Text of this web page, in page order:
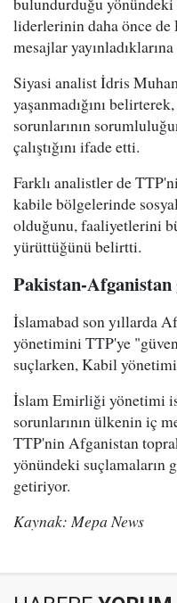
liderlerinin daha önce de
mesajlar
Siyasi analist İdris
yaşanmadığını
sorunlarının
çalıştığını ifade etti.
Farklı analistler de
kabile bölgelerinde
olduğunu, faaliyetlerini
yürüttüğünü belirtti.
Pakistan-
İslamabad son yıllarda
yönetimini TTP'ye
suçlarken, Kabil
İslam Emirliği yönetimi
sorunlarının ülkenin iç
TTP'nin Afganistan
yönündeki suçlamaların
getiriyor.
Kaynak: Mepa News